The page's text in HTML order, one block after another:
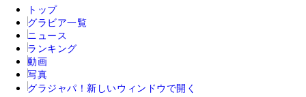
トップ
グラビア一覧
ニュース
ランキング
動画
写真
グラジャパ！ 新しいウィンドウで開く